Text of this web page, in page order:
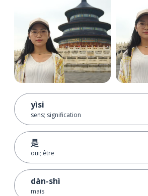
yìsi
sens; signification
是
oui; être
dàn-shì
mais